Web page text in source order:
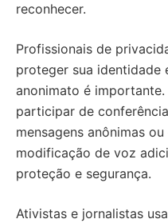
reconhecer.
Profissionais de
proteger sua identidade
anonimato é
participar de
mensagens anônimas
modificação de voz
proteção e segurança.
Ativistas e jornalistas